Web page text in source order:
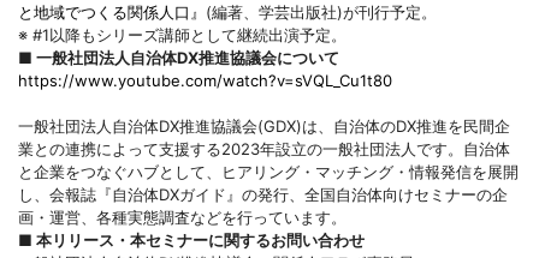
と地域でつくる関係人口』 (編著、学芸出版社)が刊行予定。
※ #1以降もシリーズ講師として継続出演予定。
■ 一般社団法人自治体DX推進協議会について
https://www.youtube.com/watch?v=sVQL_Cu1t80
一般社団法人自治体DX推進協議会(GDX)は、自治体のDX推進を民間企
業との連携によって支援する2023年設立の一般社団法人です。自治体
と企業をつなぐハブとして、ヒアリング・マッチング・情報発信を展開
し、会報誌『自治体DXガイド』の発行、全国自治体向けセミナーの企
画・運営、各種実態調査などを行っています。
■ 本リリース・本セミナーに関するお問い合わせ